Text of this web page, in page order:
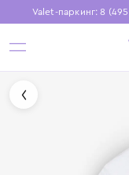
Valet-паркинг: 8
Установите